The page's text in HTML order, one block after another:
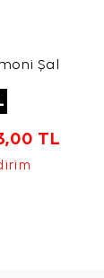
Şal
TL